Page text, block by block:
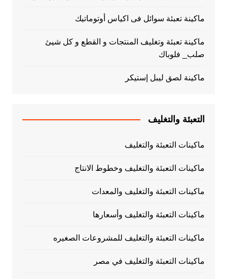
ماكينة تعبئة سوائل فى اكياس أوتوماتيك
ماكينة تعبئة وتغليف المنتجات و القطع و كل شيئ
صلب_ فلوباك
ماكينة لصق ليبل إستيكر
التعبئة والتغليف
ماكينات التعبئة والتغليف
ماكينات التعبئة والتغليف وخطوط الانتاج
ماكينات التعبئة والتغليف والمعدات
ماكينات التعبئة والتغليف وأسعارها
ماكينات التعبئة والتغليف للمشروعات الصغيره
ماكينات التعبئة والتغليف في مصر